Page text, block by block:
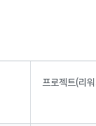
프로젝트(리